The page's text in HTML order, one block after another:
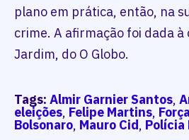
plano em prática, então, na
crime. A afirmação foi dada à
Jardim, do O Globo.
Tags: Almir Garnier Santos,
eleições, Felipe Martins,
Bolsonaro, Mauro Cid, Polícia